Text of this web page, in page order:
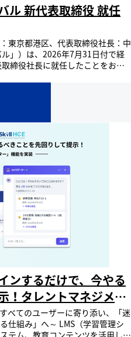
で、言語の障壁を取り除き、学
向上させます。この機能開発によ
るとともに、DE&I（ダイバーシ
）を推進する企業基盤の強化を目
語・ノルウェー語・アルメニア
アチア語・リトアニア語・マケド
装備となりました。 受講者は自
由に選択することができ、ストレ
管理者側で受講者の表示言語
ル語 ロシア語 ポーランド語 チェ
語 マレー語 タイ語 ミャンマー語
語 ハンガリー語 スウェーデン語
ヘブライ語 フィンランド語 ノ
ネパール語 クロアチア語 リト
他の言語でのインターフェース
内に無償対応していますので、ご
様の声に耳を傾け、サービス向上
リューションとして、顧客の皆様
・サービス向上に取り組んでまい
Campusは、数万人規模
多機能型LMSです。従業員のスキ
彩な機能を実装しており、専任の
法や仕組み化を共に考え実行しま
ル 新代表取締役 就任
東京都港区、代表取締役社長：中
」）は、2026年7月31日付で経
締役社長に就任したことをお知
信太郎 代表取締役社長 常務取締
運営方針に掲げ、お客様との丁寧
索し、サービスへ反映し続けてま
る顕在課題はもとより、潜在課
リューションへと繋げていくこと
り責務であると考えています。
「人財育成」と「AI活用」の重要
当社は「HRテック×人財育成」
の先を見据え、独自価値を創造
るよう誠実に努力を重ねてまいり
働き甲斐を持って挑戦できる、
らにウィザスグループの一員と
をはじめとするすべてのステー
的な企業価値の向上と社会貢献を
創造に向け、全社一丸となって
ぬご支援とご鞭撻を賜りますよ
ィザスのグループ会社で1977年
レントマネジメントシステム、e
を提供しています。会社創立以
をベースに最適なサービスを提供
ンするだけで、今やる
！タレントマネジメン
」が新たに『AIナビ
べてのユーザーに寄り添い、「迷
仕組み」へ～ LMS（学習管理シ
テム、教育コンテンツを活用し、